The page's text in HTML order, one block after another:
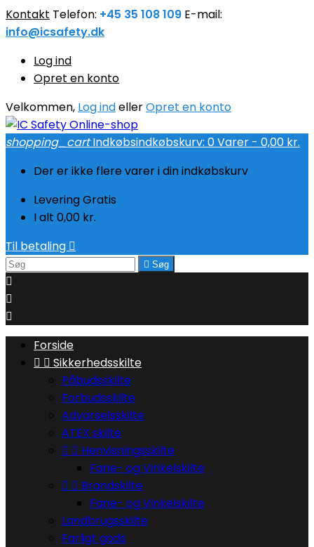
Kontakt Telefon: +45 35 108 109 E-mail:
info@icsafety.dk
Log ind
Opret en konto
Velkommen, Log indellerOpret en konto
shopping_cart Indkøbsindkøbskurv: 0Varer - 0,00 kr.
Der er ikke flere varer i din indkøbskurv
LeveringGratis
I alt 0,00 kr.
Til betaling 
 Søg



Forside
  Sikkerhedsskilte
Påbudsskilte
Forbudsskilte
Advarselsskilte
ATEX skilte
  Henvisningsskilte
Fane- og Vinkelskilte
  Brandskilte
Fane- og Vinkelskilte
Landbrugsskilte
Farligt gods